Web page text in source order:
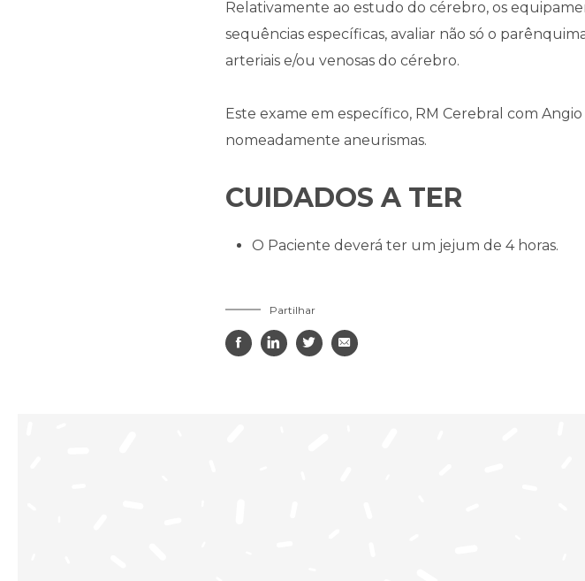
Relativamente ao estudo do cérebro, os
sequências específicas, avaliar não só o
arteriais e/ou venosas do cérebro.
Este exame em específico, RM Cerebral com
nomeadamente aneurismas.
CUIDADOS A TER
O Paciente deverá ter um jejum de 4 horas.
Partilhar
   